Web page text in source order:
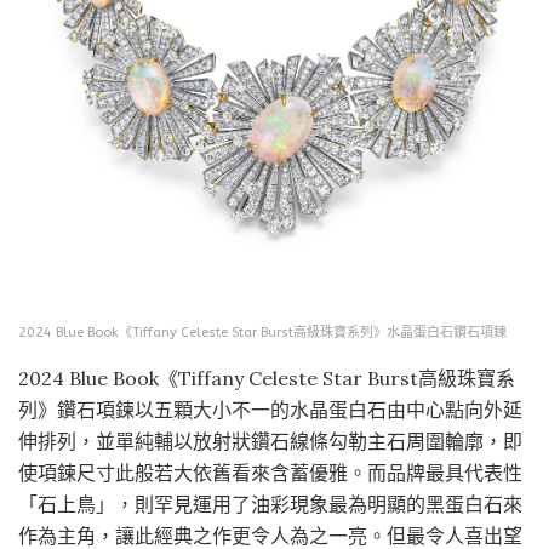
2024 Blue Book《Tiffany Celeste Star Burst高級珠寶系列》水晶蛋白石鑽石項鍊
2024 Blue Book《Tiffany Celeste Star Burst高級珠寶系
列》鑽石項鍊以五顆大小不一的水晶蛋白石由中心點向外延
伸排列，並單純輔以放射狀鑽石線條勾勒主石周圍輪廓，即
使項鍊尺寸此般若大依舊看來含蓄優雅。而品牌最具代表性
「石上鳥」，則罕見運用了油彩現象最為明顯的黑蛋白石來
作為主角，讓此經典之作更令人為之一亮。但最令人喜出望